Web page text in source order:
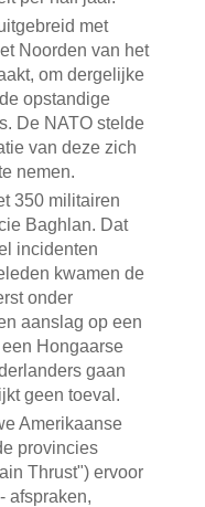
met
Noorden van het
om dergelijke
opstandige
De NATO stelde
van deze zich
nemen.
350 militairen
Baghlan. Dat
incidenten
kwamen de
onder
aanslag op een
Hongaarse
gaan
geen toeval.
Amerikaanse
provincies
Thrust") ervoor
afspraken,